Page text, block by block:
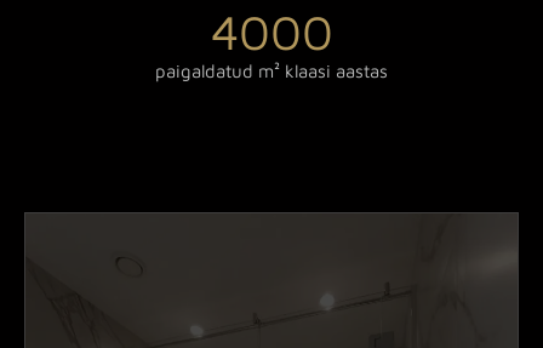
paigaldatud m² klaasi aastas
4000